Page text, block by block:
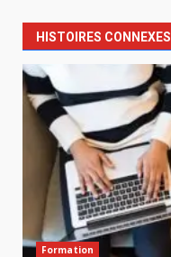
HISTOIRES CONNEXES
Formation